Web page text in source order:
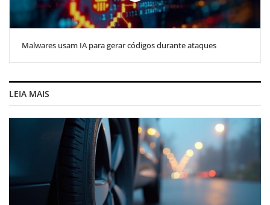
Malwares usam IA para gerar códigos durante ataques
LEIA MAIS